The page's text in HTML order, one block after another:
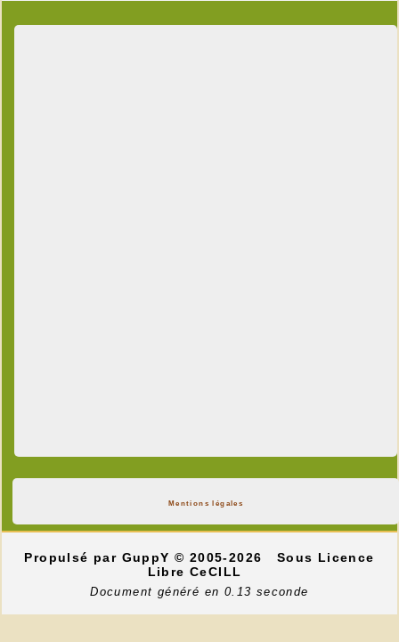
Mentions légales
Propulsé par GuppY© 2005-2026
Sous Licence
Libre CeCILL
Document généré en 0.13 seconde